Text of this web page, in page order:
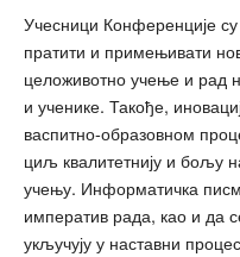
Учесници Конференције
пратити и примењивати
целоживотно учење и рад
и ученике. Такође,
васпитно-образовном
циљ квалитетнију и бољу
учењу. Информатичка
императив рада, као и да
укључују у наставни